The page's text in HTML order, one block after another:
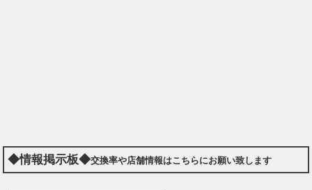
◆情報掲示板◆交換率や店舗情報はこちらにお願い致します